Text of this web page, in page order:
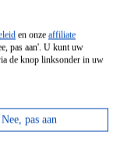
en onze affiliate
pas aan'. U kunt uw
de knop linksonder in uw
Nee, pas aan